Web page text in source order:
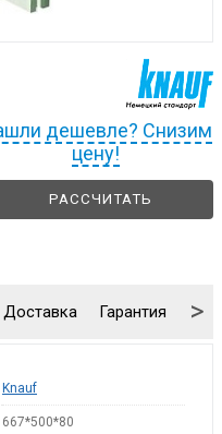
дешевле? Снизим
цену!
РАССЧИТАТЬ
Доставка Гарантия >
Knauf
667*500*80